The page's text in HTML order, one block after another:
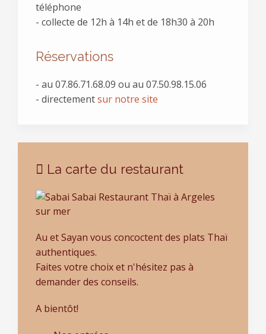
téléphone
- collecte de 12h à 14h et de 18h30 à 20h
Réservations
- au 07.86.71.68.09 ou au 07.50.98.15.06
- directementsur notre site
La carte du restaurant
Au et Sayan vous concoctent des plats Thaï
authentiques.
Faites votre choix et n'hésitez pas à
demander des conseils.
A bientôt!